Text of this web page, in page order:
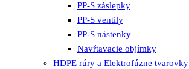
PP-S záslepky
PP-S ventily
PP-S nástenky
Navŕtavacie objímky
HDPE rúry a Elektrofúzne tvarovky